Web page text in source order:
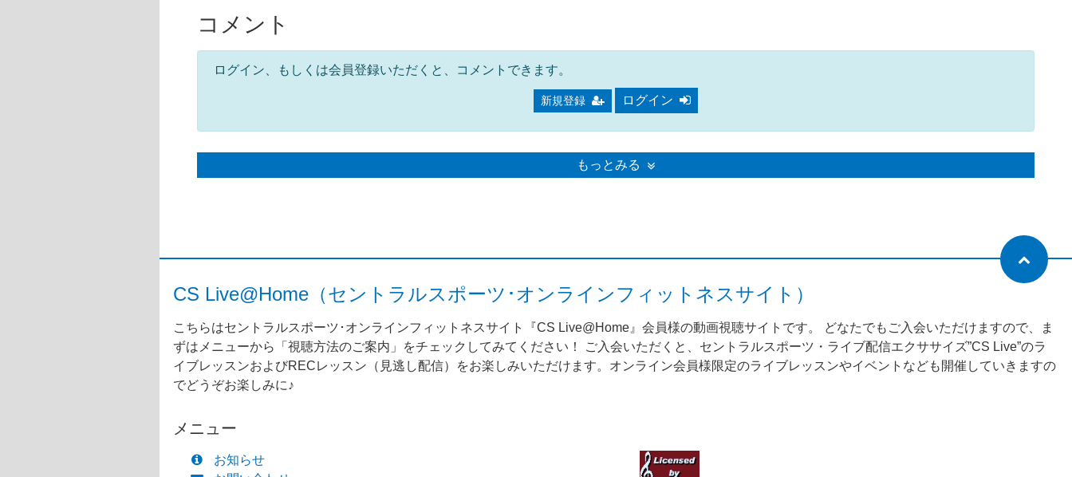
コメント
ログイン、もしくは会員登録いただくと、コメントできます。
新規登録 ログイン
もっとみる
CS Live@Home（セントラルスポーツ･オンラインフィットネスサイト）
こちらはセントラルスポーツ･オンラインフィットネスサイト『CS Live@Home』会員様の動画視聴サイトです。 どなたでもご入会いただけますので、ま
ずはメニューから「視聴方法のご案内」をチェックしてみてください！ ご入会いただくと、セントラルスポーツ・ライブ配信エクササイズ”CS Live”のラ
イブレッスンおよびRECレッスン（見逃し配信）をお楽しみいただけます。オンライン会員様限定のライブレッスンやイベントなども開催していきますの
でどうぞお楽しみに♪
メニュー
お知らせ